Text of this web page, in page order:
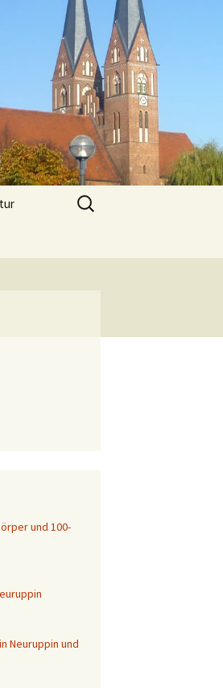
Suchen
nach:
und 100-
Neuruppin und